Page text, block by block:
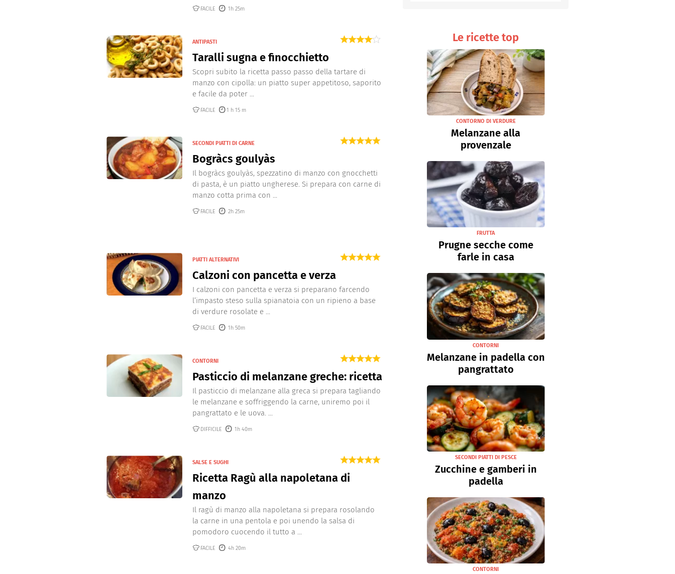
Pasqua
FACILE 1h 25m
ANTIPASTI
Taralli sugna e finocchietto
Scopri subito la ricetta passo passo della tartare di
manzo con cipolla: un piatto super appetitoso, saporito
e facile da poter ...
FACILE 1 h 15 m
SECONDI PIATTI DI CARNE
Bogràcs goulyàs
Il bogràcs goulyàs, spezzatino di manzo con gnocchetti
di pasta, è un piatto ungherese. Si prepara con carne di
manzo cotta prima con ...
FACILE 2h 25m
PIATTI ALTERNATIVI
Calzoni con pancetta e verza
I calzoni con pancetta e verza si preparano farcendo
l’impasto steso sulla spianatoia con un ripieno a base
di verdure rosolate e ...
FACILE 1h 50m
CONTORNI
Pasticcio di melanzane greche: ricetta
Il pasticcio di melanzane alla greca si prepara tagliando
le melanzane e soffriggendo la carne, uniremo poi il
pangrattato e le uova. ...
DIFFICILE 1h 40m
SALSE E SUGHI
Ricetta Ragù alla napoletana di
manzo
Il ragù di manzo alla napoletana si prepara rosolando
la carne in una pentola e poi unendo la salsa di
pomodoro cuocendo il tutto a ...
FACILE 4h 20m
Le ricette top
CONTORNO DI VERDURE
Melanzane alla
provenzale
FRUTTA
Prugne secche come
farle in casa
CONTORNI
Melanzane in padella con
pangrattato
SECONDI PIATTI DI PESCE
Zucchine e gamberi in
padella
CONTORNI